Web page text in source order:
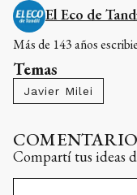
El Eco de
Más de 143 años
Temas
Javier Milei
Compartí tus ideas